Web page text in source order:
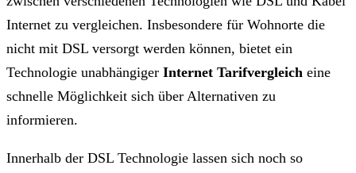
Internet zu vergleichen. Insbesondere für Wohnorte die
nicht mit DSL versorgt werden können, bietet ein
Technologie unabhängiger Internet Tarifvergleich eine
schnelle Möglichkeit sich über Alternativen zu
informieren.
Innerhalb der DSL Technologie lassen sich noch so